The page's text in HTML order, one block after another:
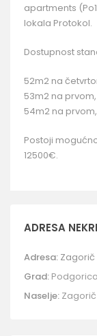
apartments
lokala Protokol.
Dostupnost
52m2 na
53m2 na
54m2 na
Postoji
12500€.
ADRESA
Adresa: Zagorič
Grad: Podgorica
Naselje: Zagorič